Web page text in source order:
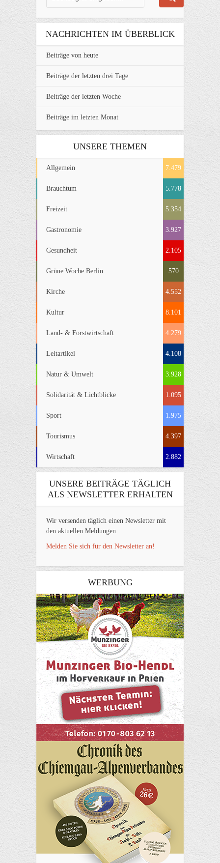
NACHRICHTEN IM ÜBERBLICK
Beiträge von heute
Beiträge der letzten drei Tage
Beiträge der letzten Woche
Beiträge im letzten Monat
UNSERE THEMEN
Allgemein 7.479
Brauchtum 5.778
Freizeit 5.354
Gastronomie 3.927
Gesundheit 2.105
Grüne Woche Berlin 570
Kirche 4.552
Kultur 8.101
Land- & Forstwirtschaft 4.279
Leitartikel 4.108
Natur & Umwelt 3.928
Solidarität & Lichtblicke 1.095
Sport 1.975
Tourismus 4.397
Wirtschaft 2.882
UNSERE BEITRÄGE TÄGLICH
ALS NEWSLETTER ERHALTEN
Wir versenden täglich einen Newsletter mit
den aktuellen Meldungen.
Melden Sie sich für den Newsletter an!
WERBUNG